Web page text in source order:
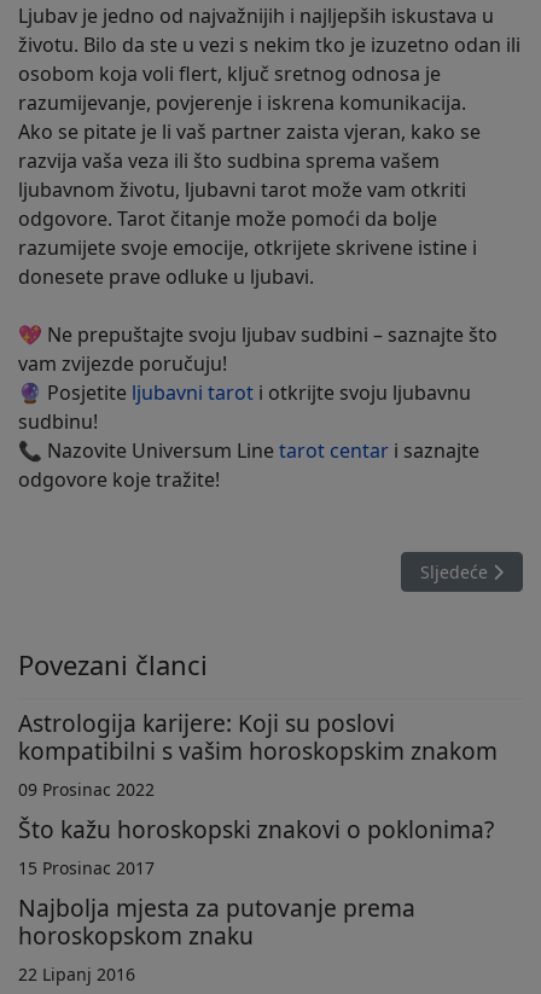
Ljubav je jedno od najvažnijih i najljepših iskustava u
životu. Bilo da ste u vezi s nekim tko je izuzetno odan ili
osobom koja voli flert, ključ sretnog odnosa je
razumijevanje, povjerenje i iskrena komunikacija.
Ako se pitate je li vaš partner zaista vjeran, kako se
razvija vaša veza ili što sudbina sprema vašem
ljubavnom životu, ljubavni tarot može vam otkriti
odgovore. Tarot čitanje može pomoći da bolje
razumijete svoje emocije, otkrijete skrivene istine i
donesete prave odluke u ljubavi.
💖 Ne prepuštajte svoju ljubav sudbini – saznajte što
vam zvijezde poručuju!
🔮 Posjetite ljubavni tarot i otkrijte svoju ljubavnu
sudbinu!
📞 Nazovite Universum Line tarot centar i saznajte
odgovore koje tražite!
Sljedeći
Sljedeće
Povezani članci
Astrologija karijere: Koji su poslovi
kompatibilni s vašim horoskopskim znakom
09 Prosinac 2022
Što kažu horoskopski znakovi o poklonima?
15 Prosinac 2017
Najbolja mjesta za putovanje prema
horoskopskom znaku
22 Lipanj 2016